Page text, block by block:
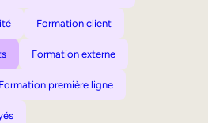
Formation client
Formation externe
Formation première ligne